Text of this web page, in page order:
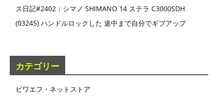
ス日記#2402：シマノ SHIMANO 14 ステラ C3000SDH
(03245) ハンドルロックした 途中まで自分でギブアップ
カテゴリー
ビワエフ・ネットストア